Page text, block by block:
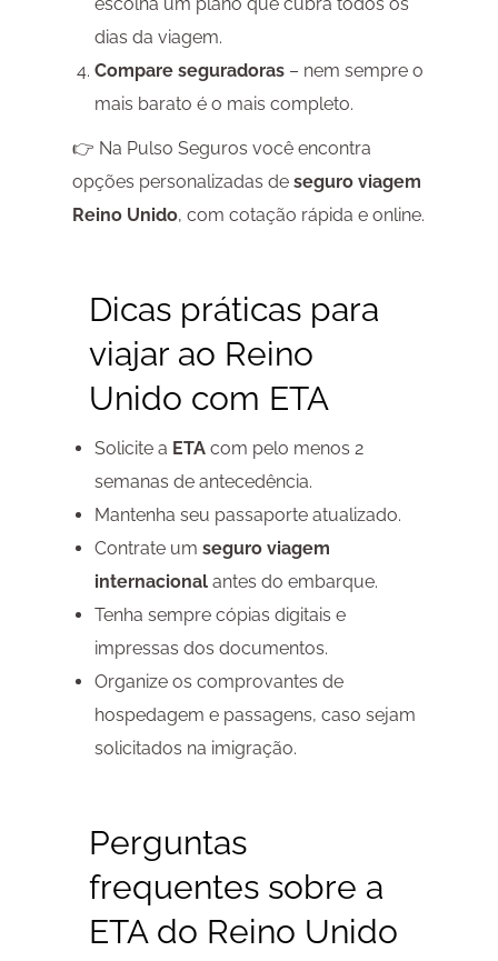
dias da viagem.
Compare seguradoras– nem sempre o
mais barato é o mais completo.
👉 Na Pulso Seguros você encontra
opções personalizadas de seguro viagem
Reino Unido, com cotação rápida e online.
Dicas práticas para
viajar ao Reino
Unido com ETA
Solicite a ETAcom pelo menos 2
semanas de antecedência.
Mantenha seu passaporte atualizado.
Contrate um seguro viagem
internacionalantes do embarque.
Tenha sempre cópias digitais e
impressas dos documentos.
Organize os comprovantes de
hospedagem e passagens, caso sejam
solicitados na imigração.
Perguntas
frequentes sobre a
ETA do Reino Unido